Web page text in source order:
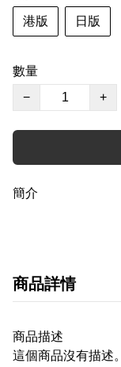
港版 日版
數量
−
+
簡介
商品詳情
商品描述
這個商品沒有描述。